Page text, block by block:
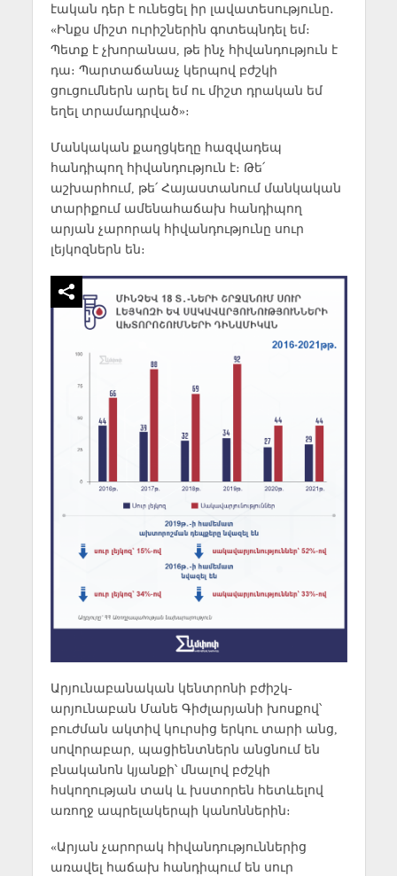
էական դեր է ունեցել իր լավատեսությունը․
«Ինքս միշտ ուրիշներին գոտեպնդել եմ։
Պետք է չխորանաս, թե ինչ հիվանդություն է
դա։ Պարտաճանաչ կերպով բժշկի
ցուցումներն արել եմ ու միշտ դրական եմ
եղել տրամադրված»։
Մանկական քաղցկեղը հազվադեպ
հանդիպող հիվանդություն է։ Թե՛
աշխարհում, թե՛ Հայաստանում մանկական
տարիքում ամենահաճախ հանդիպող
արյան չարորակ հիվանդությունը սուր
լեյկոզներն են։
Արյունաբանական կենտրոնի բժիշկ-
արյունաբան Մանե Գիժլարյանի խոսքով՝
բուժման ակտիվ կուրսից երկու տարի անց,
սովորաբար, պացիենտներն անցնում են
բնականոն կյանքի՝ մնալով բժշկի
հսկողության տակ և խստորեն հետևելով
առողջ ապրելակերպի կանոններին։
«Արյան չարորակ հիվանդություններից
առավել հաճախ հանդիպում են սուր